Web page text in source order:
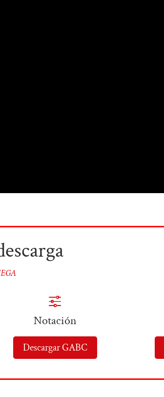
f
Notación
Descargar GABC